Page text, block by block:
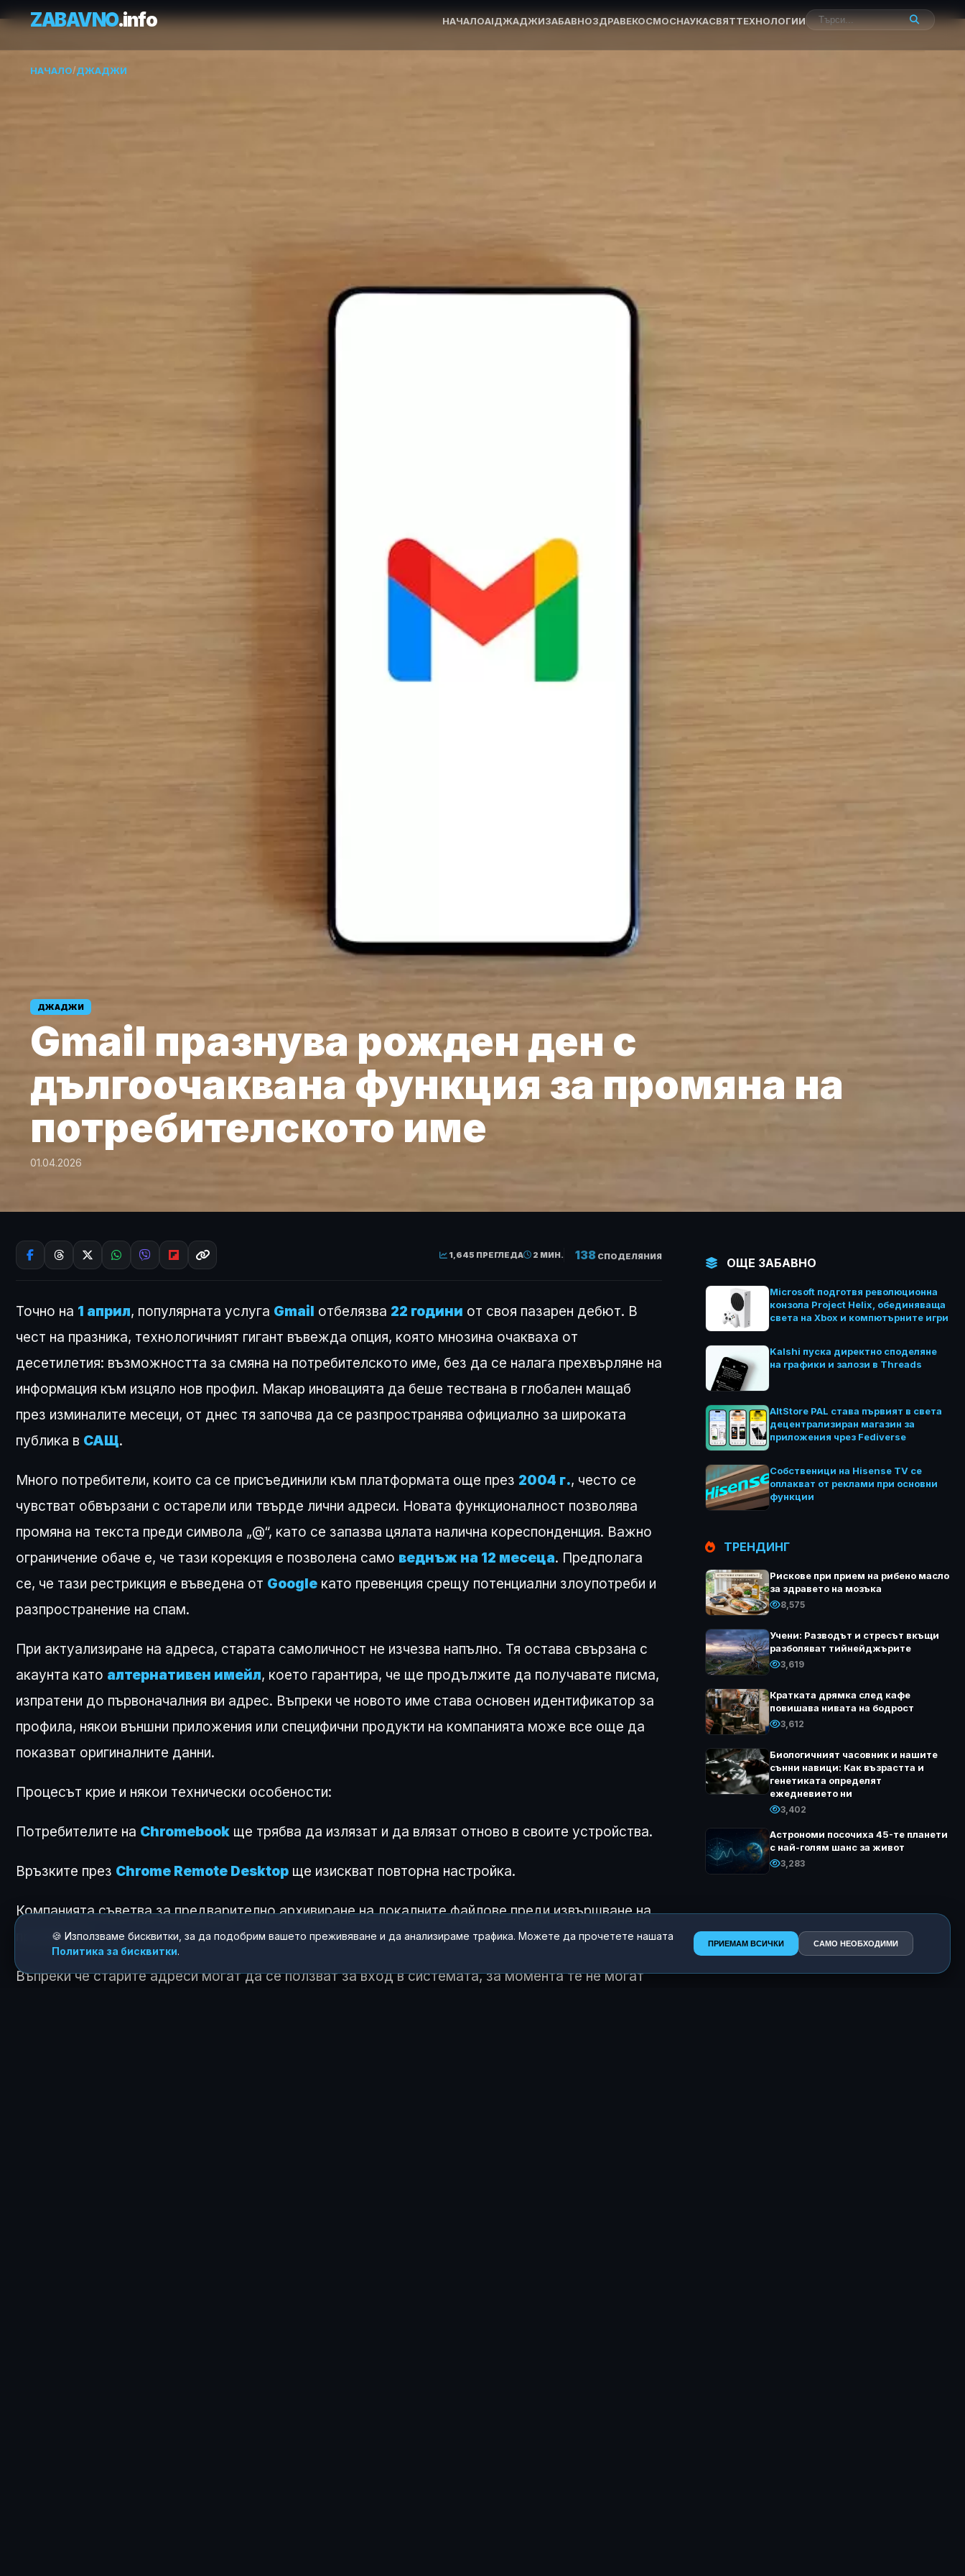
ZABAVNO.info НАЧАЛОAIДЖАДЖИЗАБАВНОЗДРАВЕКОСМОСНАУКАСВЯТТЕХНОЛОГИИ
НАЧАЛО/ДЖАДЖИ
ДЖАДЖИ
Gmail празнува рожден ден с
дългоочаквана функция за промяна на
потребителското име
01.04.2026
1,645 ПРЕГЛЕДА 2 МИН. 138 СПОДЕЛЯНИЯ
Точно на 1 април, популярната услуга Gmail отбелязва 22 години от своя пазарен дебют. В
чест на празника, технологичният гигант въвежда опция, която мнозина очакваха от
десетилетия: възможността за смяна на потребителското име, без да се налага прехвърляне на
информация към изцяло нов профил. Макар иновацията да беше тествана в глобален мащаб
през изминалите месеци, от днес тя започва да се разпространява официално за широката
публика в САЩ.
Много потребители, които са се присъединили към платформата още през 2004 г., често се
чувстват обвързани с остарели или твърде лични адреси. Новата функционалност позволява
промяна на текста преди символа „@“, като се запазва цялата налична кореспонденция. Важно
ограничение обаче е, че тази корекция е позволена само веднъж на 12 месеца. Предполага
се, че тази рестрикция е въведена от Google като превенция срещу потенциални злоупотреби и
разпространение на спам.
При актуализиране на адреса, старата самоличност не изчезва напълно. Тя остава свързана с
акаунта като алтернативен имейл, което гарантира, че ще продължите да получавате писма,
изпратени до първоначалния ви адрес. Въпреки че новото име става основен идентификатор за
профила, някои външни приложения или специфични продукти на компанията може все още да
показват оригиналните данни.
Процесът крие и някои технически особености:
Потребителите на Chromebook ще трябва да излязат и да влязат отново в своите устройства.
Връзките през Chrome Remote Desktop ще изискват повторна настройка.
Компанията съветва за предварително архивиране на локалните файлове преди извършване на
промяната.
Въпреки че старите адреси могат да се ползват за вход в системата, за момента те не могат
ОЩЕ ЗАБАВНО
Microsoft подготвя революционна
конзола Project Helix, обединяваща
света на Xbox и компютърните игри
Kalshi пуска директно споделяне
на графики и залози в Threads
AltStore PAL става първият в света
децентрализиран магазин за
приложения чрез Fediverse
Собственици на Hisense TV се
оплакват от реклами при основни
функции
ТРЕНДИНГ
Рискове при прием на рибено масло
за здравето на мозъка
8,575
Учени: Разводът и стресът вкъщи
разболяват тийнейджърите
3,619
Кратката дрямка след кафе
повишава нивата на бодрост
3,612
Биологичният часовник и нашите
сънни навици: Как възрастта и
генетиката определят
ежедневието ни
3,402
Астрономи посочиха 45-те планети
с най-голям шанс за живот
3,283
🍪 Използваме бисквитки, за да подобрим вашето преживяване и да анализираме трафика. Можете да прочетете нашата
Политика за бисквитки.
ПРИЕМАМ ВСИЧКИ САМО НЕОБХОДИМИ